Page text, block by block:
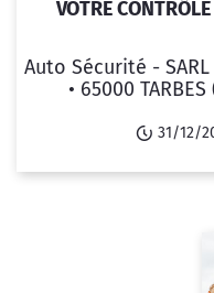
VOTRE
Auto Sécurité - SARL
• 65000 TARBES
31/12/